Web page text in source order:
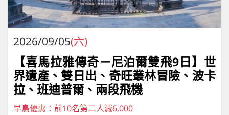
2026/09/05(六)
【喜馬拉雅傳奇－尼泊爾雙飛9日】世
界遺產、雙日出、奇旺叢林冒險、波卡
拉、班迪普爾、兩段飛機
早鳥優惠：前10名第二人減6,000